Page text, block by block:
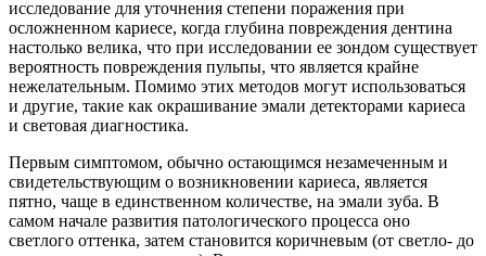
исследование для уточнения степени поражения при
осложненном кариесе, когда глубина повреждения дентина
настолько велика, что при исследовании ее зондом существует
вероятность повреждения пульпы, что является крайне
нежелательным. Помимо этих методов могут использоваться
и другие, такие как окрашивание эмали детекторами кариеса
и световая диагностика.
Первым симптомом, обычно остающимся незамеченным и
свидетельствующим о возникновении кариеса, является
пятно, чаще в единственном количестве, на эмали зуба. В
самом начале развития патологического процесса оно
светлого оттенка, затем становится коричневым (от светло- до